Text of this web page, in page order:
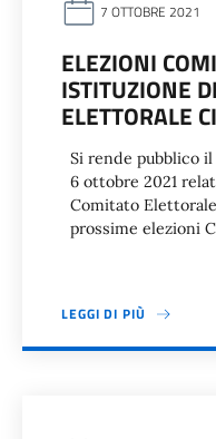
7 OTTOBRE 2021
ELEZIONI
ISTITUZIONE
ELETTORALE
Si rende pubblico
6 ottobre 2021
Comitato
prossime elezioni
LEGGI DI PIÙ